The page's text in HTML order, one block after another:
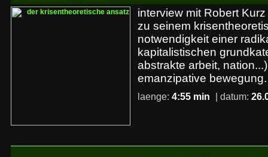
interview mit Robert
zu seinem
notwendigkeit einer
kapitalistischen
abstrakte arbeit,
emanzipative bewegung.
laenge: 4:55 min | datum: